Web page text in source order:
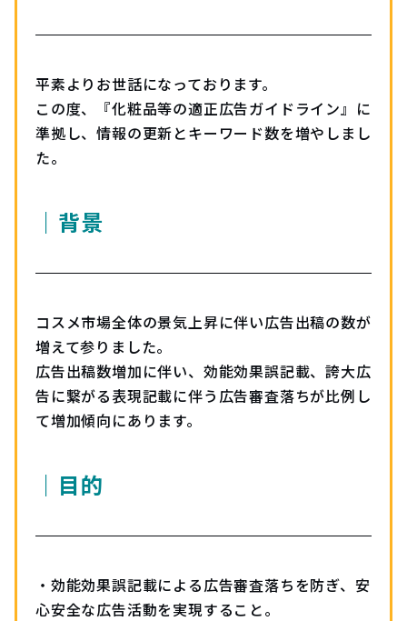
平素よりお世話になっております。
この度、『化粧品等の適正広告ガイドライン』に
準拠し、情報の更新とキーワード数を増やしまし
た。
｜背景
コスメ市場全体の景気上昇に伴い広告出稿の数が
増えて参りました。
広告出稿数増加に伴い、効能効果誤記載、誇大広
告に繋がる表現記載に伴う広告審査落ちが比例し
て増加傾向にあります。
｜目的
・効能効果誤記載による広告審査落ちを防ぎ、安
心安全な広告活動を実現すること。